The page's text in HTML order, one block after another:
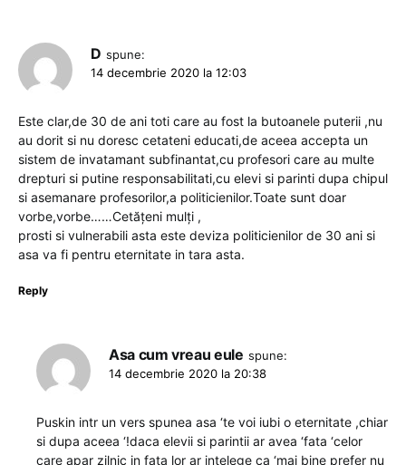
D spune:
14 decembrie 2020 la 12:03
Este clar,de 30 de ani toti care au fost la butoanele puterii ,nu
au dorit si nu doresc cetateni educati,de aceea accepta un
sistem de invatamant subfinantat,cu profesori care au multe
drepturi si putine responsabilitati,cu elevi si parinti dupa chipul
si asemanare profesorilor,a politicienilor.Toate sunt doar
vorbe,vorbe……Cetățeni mulți ,
prosti si vulnerabili asta este deviza politicienilor de 30 ani si
asa va fi pentru eternitate in tara asta.
Reply
Asa cum vreau eule spune:
14 decembrie 2020 la 20:38
Puskin intr un vers spunea asa ‘te voi iubi o eternitate ,chiar
si dupa aceea ‘!daca elevii si parintii ar avea ‘fata ‘celor
care apar zilnic in fata lor ar intelege ca ‘mai bine prefer nu